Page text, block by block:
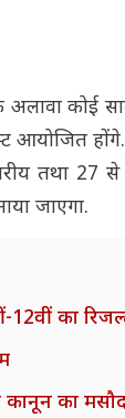
अलावा कोई
होंगे.
तथा 27
जाएगा.
12वीं का
का